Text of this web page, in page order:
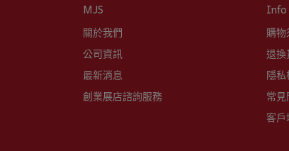
MJS
關於我們
公司資訊
最新消息
創業展店諮詢服務
Info
購
退換
隱
常
客